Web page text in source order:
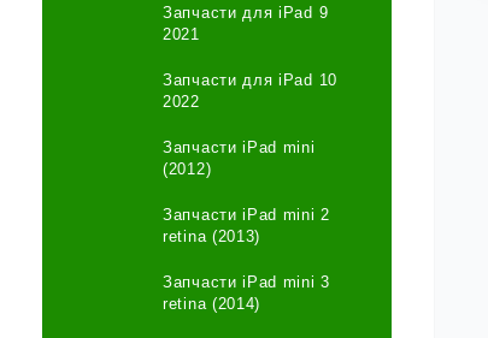
Запчасти для iPad 9
2021
Запчасти для iPad 10
2022
Запчасти iPad mini
(2012)
Запчасти iPad mini 2
retina (2013)
Запчасти iPad mini 3
retina (2014)